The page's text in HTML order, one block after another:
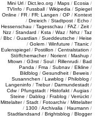
Mini Url / Dict.leo.org / Maps / Ecosia /
TVInfo / Fussball / Wikipedia / Spiegel
Online / FR / FR: Langen / OP / Kontext
/ Dreieich / Stadtpost / Echo /
Hessenschau / Tagesschau / FAZ / Zeit /
Nzz / Standard / Ksta / Waz / Nrhz / Taz
/ Bbc / Guardian / Sueddeutsche / Heise
/ Golem / Winfuture / Titanic /
Eulenspiegel / Postillon / Centralstation /
Stöffchemacher/ Norient / Mashup /
Mtown / G3rst / Soul / Rillenrudi / Bad
Panda / Fma / Subnav / Elkline /
Bildblog / Gesundheit / Beweis /
Susannchen / Lawblog / Philoblog /
Langeninfo / Trebur/ Darmundestadt /
Cdw/ Pfungstadt / Histofakt /Augias /
Steine / Dablog / Frablog / Verrückt /
Mittelalter/ Stadt / Fotoarchiv / Mittelalter
/ 1300 /Archivalia / Haumann /
Stadtlandsand / Brightsblog / Blogger